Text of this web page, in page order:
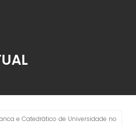
e Catedrático de Universidade no